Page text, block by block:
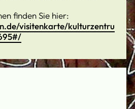
finden Sie hier:
visitenkarte/kulturzentru